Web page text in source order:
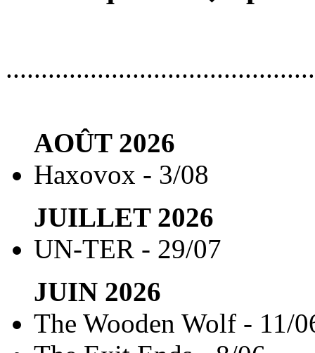
AOÛT2026
Haxovox - 3/08
JUILLET2026
UN-TER - 29/07
JUIN 2026
The Wooden Wolf - 11/